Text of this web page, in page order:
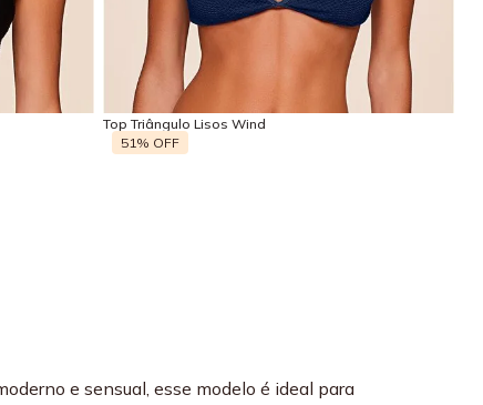
GG P M G GG
Top Triângulo Lisos Wind
51% OFF
e sensual, esse modelo é ideal para